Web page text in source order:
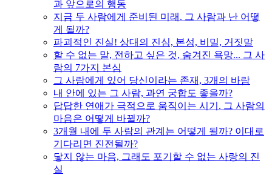
과 앞으로의 행동
지금 두 사람에게 준비된 미래. 그 사람과 난 어떻
게 될까?
파괴적인 진실! 상대의 진심, 본성, 비밀, 거짓말
할 수 없는 말, 전하고 싶은 것, 숨겨진 욕망... 그 사
람의 7가지 본심
그 사람에게 있어 당신이라는 존재, 3개의 바람
내 안에 있는 그 사람, 과연 궁합도 좋을까?
답답한 연애가 극적으로 움직이는 시기. 그 사람의
마음은 어떻게 바뀔까?
3개월 내에 두 사람의 관계는 어떻게 될까? 이대로
기다리면 진전될까?
닿지 않는 마음, 그래도 포기할 수 없는 사랑의 진
실